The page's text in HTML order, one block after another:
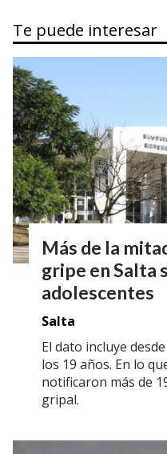
Te puede interesar
Más de la
gripe en Salta
adolescentes
Salta
El dato incluye
los 19 años. En lo
notificaron más de
gripal.